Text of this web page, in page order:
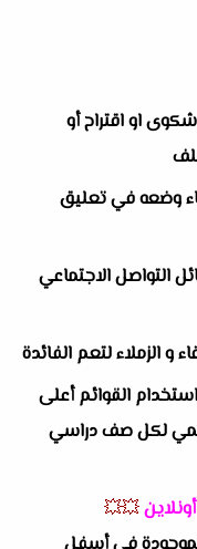
او اقتراح أو
وضعه في تعليق
التواصل الاجتماعي
الزملاء لتعم الفائدة
القوائم أعلى
لكل صف دراسي
💥💥